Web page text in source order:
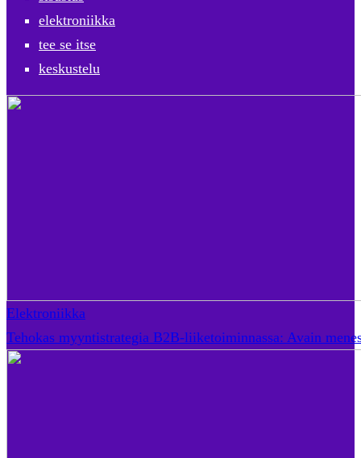
elektroniikka
tee se itse
keskustelu
Elektroniikka
Tehokas myyntistrategia B2B-liiketoiminnassa: Avain